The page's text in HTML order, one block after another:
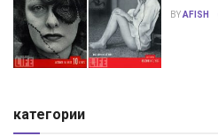
BYAFISH
категории